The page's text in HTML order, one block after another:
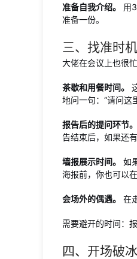
准备自我介绍。
用
准备一份。
三、找准时
大佬在会议上也很
茶歇和用餐时间。
地问一句：“请问这
报告后的提问环节。
告结束后，如果还
墙报展示时间。
如
海报前，你也可以
会场外的偶遇。 在
需要避开的时间：
四、开场破